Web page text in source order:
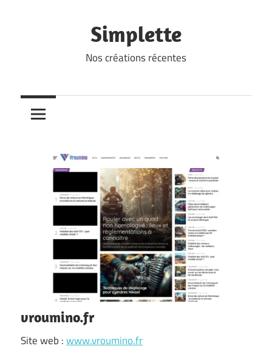
Simplette
Nos créations récentes
vroumino.fr
Site web :www.vroumino.fr